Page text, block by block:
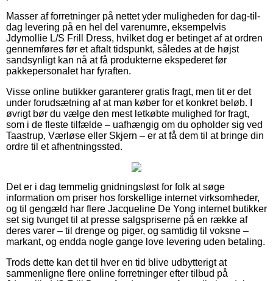
Masser af forretninger på nettet yder muligheden for dag-til-
dag levering på en hel del varenumre, eksempelvis
Jdymollie L/S Frill Dress, hvilket dog er betinget af at ordren
gennemføres før et aftalt tidspunkt, således at de højst
sandsynligt kan nå at få produkterne ekspederet før
pakkepersonalet har fyraften.
Visse online butikker garanterer gratis fragt, men tit er det
under forudsætning af at man køber for et konkret beløb. I
øvrigt bør du vælge den mest letkøbte mulighed for fragt,
som i de fleste tilfælde – uafhængig om du opholder sig ved
Taastrup, Værløse eller Skjern – er at få dem til at bringe din
ordre til et afhentningssted.
Det er i dag temmelig gnidningsløst for folk at søge
information om priser hos forskellige internet virksomheder,
og til gengæld har flere Jacqueline De Yong internet butikker
set sig tvunget til at presse salgspriserne på en række af
deres varer – til drenge og piger, og samtidig til voksne –
markant, og endda nogle gange love levering uden betaling.
Trods dette kan det til hver en tid blive udbytterigt at
sammenligne flere online forretninger efter tilbud på